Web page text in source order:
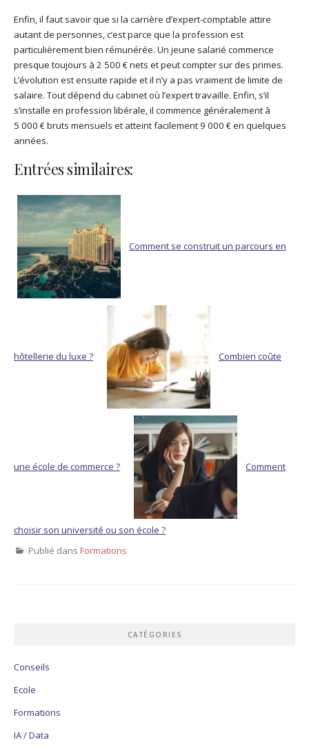
Enfin, il faut savoir que si la carrière d’expert-comptable attire
autant de personnes, c’est parce que la profession est
particulièrement bien rémunérée. Un jeune salarié commence
presque toujours à 2 500 € nets et peut compter sur des primes.
L’évolution est ensuite rapide et il n’y a pas vraiment de limite de
salaire. Tout dépend du cabinet où l’expert travaille. Enfin, s’il
s’installe en profession libérale, il commence généralement à
5 000 € bruts mensuels et atteint facilement 9 000 € en quelques
années.
Entrées similaires:
Comment se construit un parcours en
hôtellerie du luxe ? Combien coûte
une école de commerce ? Comment
choisir son université ou son école ?
Publié dans Formations
CATÉGORIES
Conseils
Ecole
Formations
IA / Data